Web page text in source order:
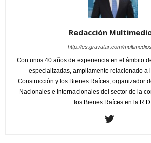
Redacción
http://es.gravatar.com/
Con unos 40 años de experiencia en el ámbito
especializadas, ampliamente relacionado a
Construcción y los Bienes Raíces, organizador
Nacionales e Internacionales del sector de la
los Bienes Raíces en la